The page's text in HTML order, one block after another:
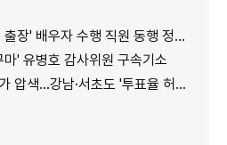
' 배우자 수행 직원 동행 정황 포착
' 유병호 감사위원 구속기소
…강남·서초도 '투표율 허위 입력' 정황